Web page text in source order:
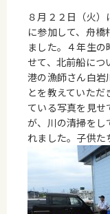
８月２２日（火
に参加して、舟
ました。４年生
せて、北前船に
港の漁師さん白岩
とを教えていた
ている写真を見せ
が、川の清掃をし
れました。子供た